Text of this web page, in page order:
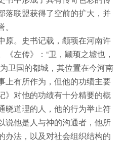
落联盟获得了空前的扩大，并
。史书记载，颛顼在河南许
左传》：“卫，颛顼之墟也，
卫国的都城，其位置在今河南
上有所作为，但他的功绩主要
》对他的功绩有十分精要的概
晓道理的人，他的行为举止符
说他是人与神的沟通者，他所
办法，以及对社会组织结构的